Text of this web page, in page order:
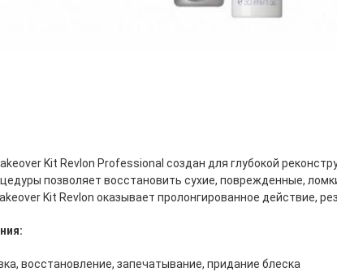
Kit Revlon Professional создан для глубокой
позволяет восстановить сухие, поврежденные,
Kit Revlon оказывает пролонгированное действие,
восстановление, запечатывание, придание блеска